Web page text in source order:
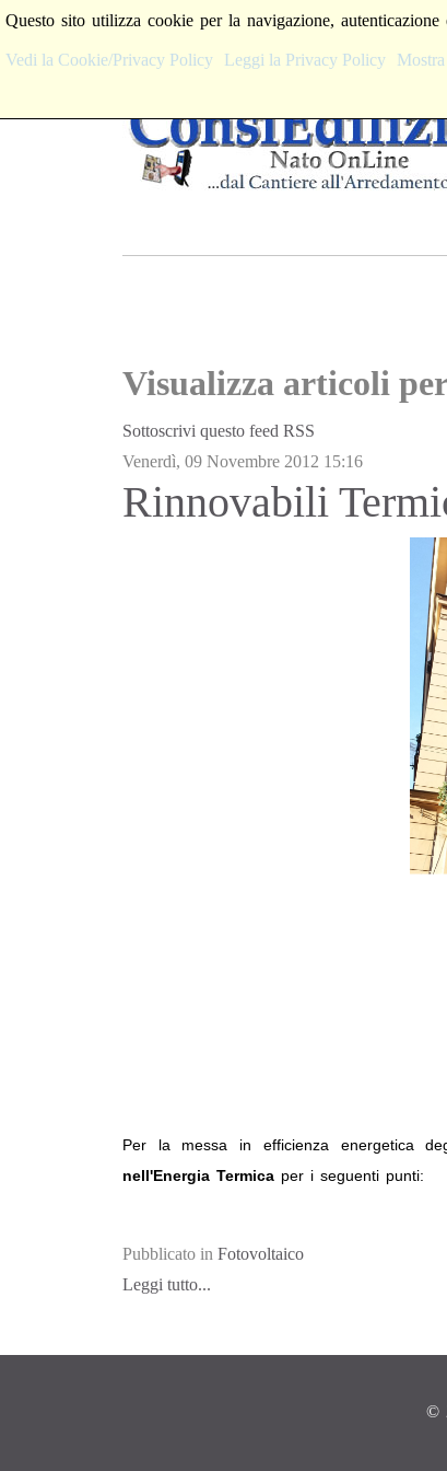
Visualizza articoli
Sottoscrivi questo feed RSS
Venerdì, 09 Novembre 2012 15:16
Rinnovabili
Per la messa in efficienza energetica
nell'Energia Termica per i seguenti punti:
Pubblicato in Fotovoltaico
Leggi tutto...
©
Questo sito utilizza cookie per la navigazione,
Vedi la Cookie/Privacy Policy Leggi la Privacy Policy